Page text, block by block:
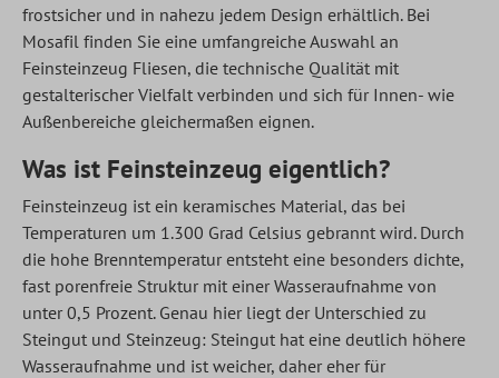
frostsicher und in nahezu jedem Design erhältlich. Bei
Mosafil finden Sie eine umfangreiche Auswahl an
Feinsteinzeug Fliesen, die technische Qualität mit
gestalterischer Vielfalt verbinden und sich für Innen- wie
Außenbereiche gleichermaßen eignen.
Was ist Feinsteinzeug eigentlich?
Feinsteinzeug ist ein keramisches Material, das bei
Temperaturen um 1.300 Grad Celsius gebrannt wird. Durch
die hohe Brenntemperatur entsteht eine besonders dichte,
fast porenfreie Struktur mit einer Wasseraufnahme von
unter 0,5 Prozent. Genau hier liegt der Unterschied zu
Steingut und Steinzeug: Steingut hat eine deutlich höhere
Wasseraufnahme und ist weicher, daher eher für